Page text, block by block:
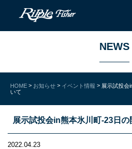
NEWS
HOME > お知らせ > イベント情報 > 展示試投会
いて
展示試投会in熊本氷川町-23日
2022.04.23